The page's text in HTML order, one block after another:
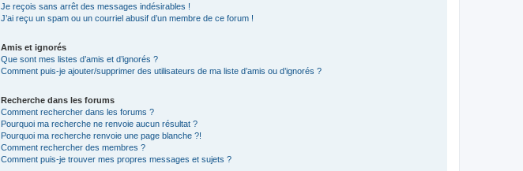
Je reçois sans arrêt des messages indésirables !
J’ai reçu un spam ou un courriel abusif d’un membre de ce forum !
Amis et ignorés
Que sont mes listes d’amis et d’ignorés ?
Comment puis-je ajouter/supprimer des utilisateurs de ma liste d’amis ou d’ignorés ?
Recherche dans les forums
Comment rechercher dans les forums ?
Pourquoi ma recherche ne renvoie aucun résultat ?
Pourquoi ma recherche renvoie une page blanche ?!
Comment rechercher des membres ?
Comment puis-je trouver mes propres messages et sujets ?